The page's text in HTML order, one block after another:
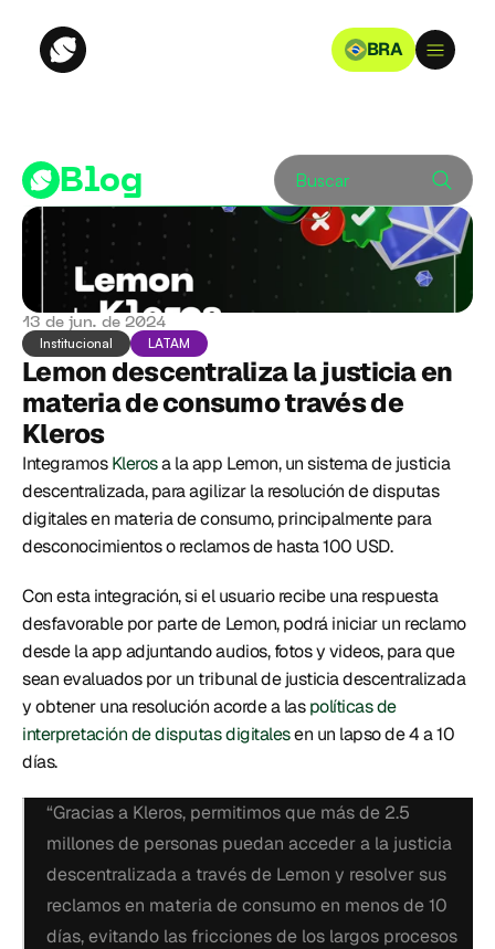
BRA
Blog Buscar
13 de jun. de 2024
Institucional LATAM
Lemon descentraliza la justicia en
materia de consumo través de
Kleros
Integramos Kleros a la app Lemon, un sistema de justicia
descentralizada, para agilizar la resolución de disputas
digitales en materia de consumo, principalmente para
desconocimientos o reclamos de hasta 100 USD.
Con esta integración, si el usuario recibe una respuesta
desfavorable por parte de Lemon, podrá iniciar un reclamo
desde la app adjuntando audios, fotos y videos, para que
sean evaluados por un tribunal de justicia descentralizada
y obtener una resolución acorde a las políticas de
interpretación de disputas digitales en un lapso de 4 a 10
días.
“Gracias a Kleros, permitimos que más de 2.5
millones de personas puedan acceder a la justicia
descentralizada a través de Lemon y resolver sus
reclamos en materia de consumo en menos de 10
días, evitando las fricciones de los largos procesos